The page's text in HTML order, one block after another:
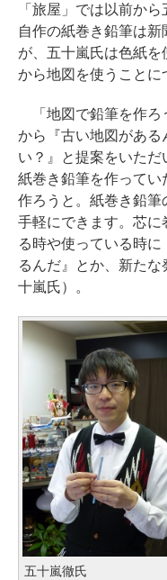
「旅屋」では以前か
自作の紙巻き鉛筆は
が、五十嵐氏は色紙を
から地図を使うことに
「地図で鉛筆を作ろ
から『古い地図がある
い？』と提案をいた
紙巻き鉛筆を作ってい
作ろうと。紙巻き鉛筆
手軽にできます。芯に
る時や使っている時
るんだ』とか、新た
十嵐氏）。
五十嵐徹氏